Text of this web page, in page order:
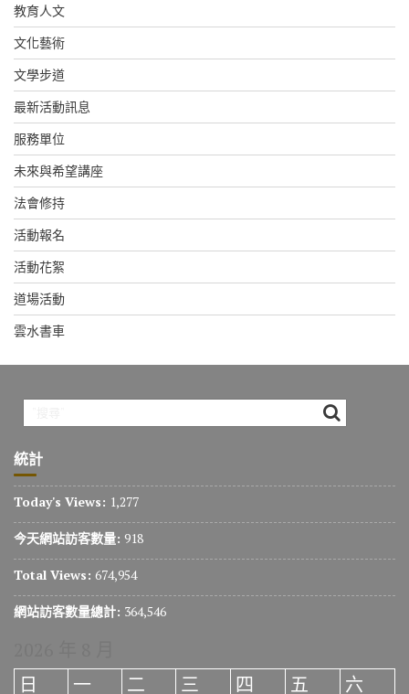
教育人文
文化藝術
文學步道
最新活動訊息
服務單位
未來與希望講座
法會修持
活動報名
活動花絮
道場活動
雲水書車
統計
Today's Views: 1,277
今天網站訪客數量: 918
Total Views: 674,954
網站訪客數量總計: 364,546
日
一 二 三 四 五
六